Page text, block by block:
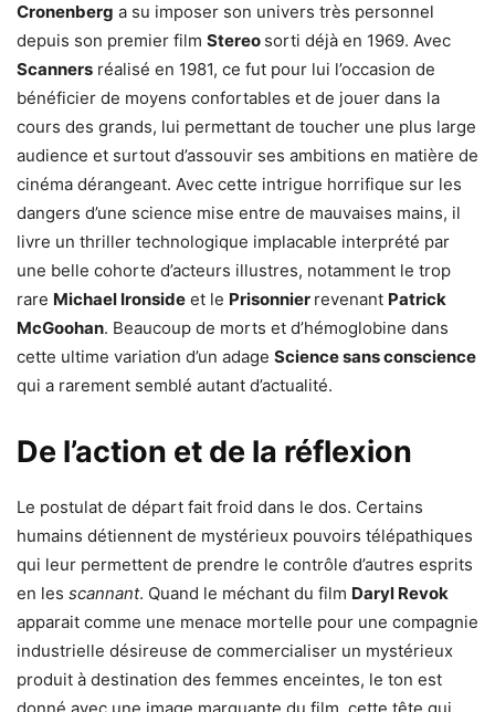
Cronenberg a su imposer son univers très personnel
depuis son premier film Stereo sorti déjà en 1969. Avec
Scanners réalisé en 1981, ce fut pour lui l’occasion de
bénéficier de moyens confortables et de jouer dans la
cours des grands, lui permettant de toucher une plus large
audience et surtout d’assouvir ses ambitions en matière de
cinéma dérangeant. Avec cette intrigue horrifique sur les
dangers d’une science mise entre de mauvaises mains, il
livre un thriller technologique implacable interprété par
une belle cohorte d’acteurs illustres, notamment le trop
rare Michael Ironside et le Prisonnier revenant Patrick
McGoohan. Beaucoup de morts et d’hémoglobine dans
cette ultime variation d’un adage Science sans conscience
qui a rarement semblé autant d’actualité.
De l’action et de la réflexion
Le postulat de départ fait froid dans le dos. Certains
humains détiennent de mystérieux pouvoirs télépathiques
qui leur permettent de prendre le contrôle d’autres esprits
en les scannant. Quand le méchant du film Daryl Revok
apparait comme une menace mortelle pour une compagnie
industrielle désireuse de commercialiser un mystérieux
produit à destination des femmes enceintes, le ton est